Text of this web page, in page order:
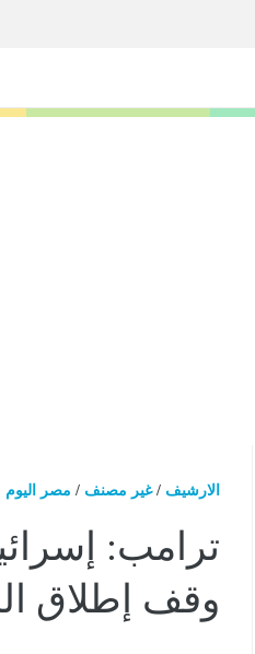
المحتوى
الارشيف /غير مصنف / مصر اليوم
ترامب:
وقف إطلاق